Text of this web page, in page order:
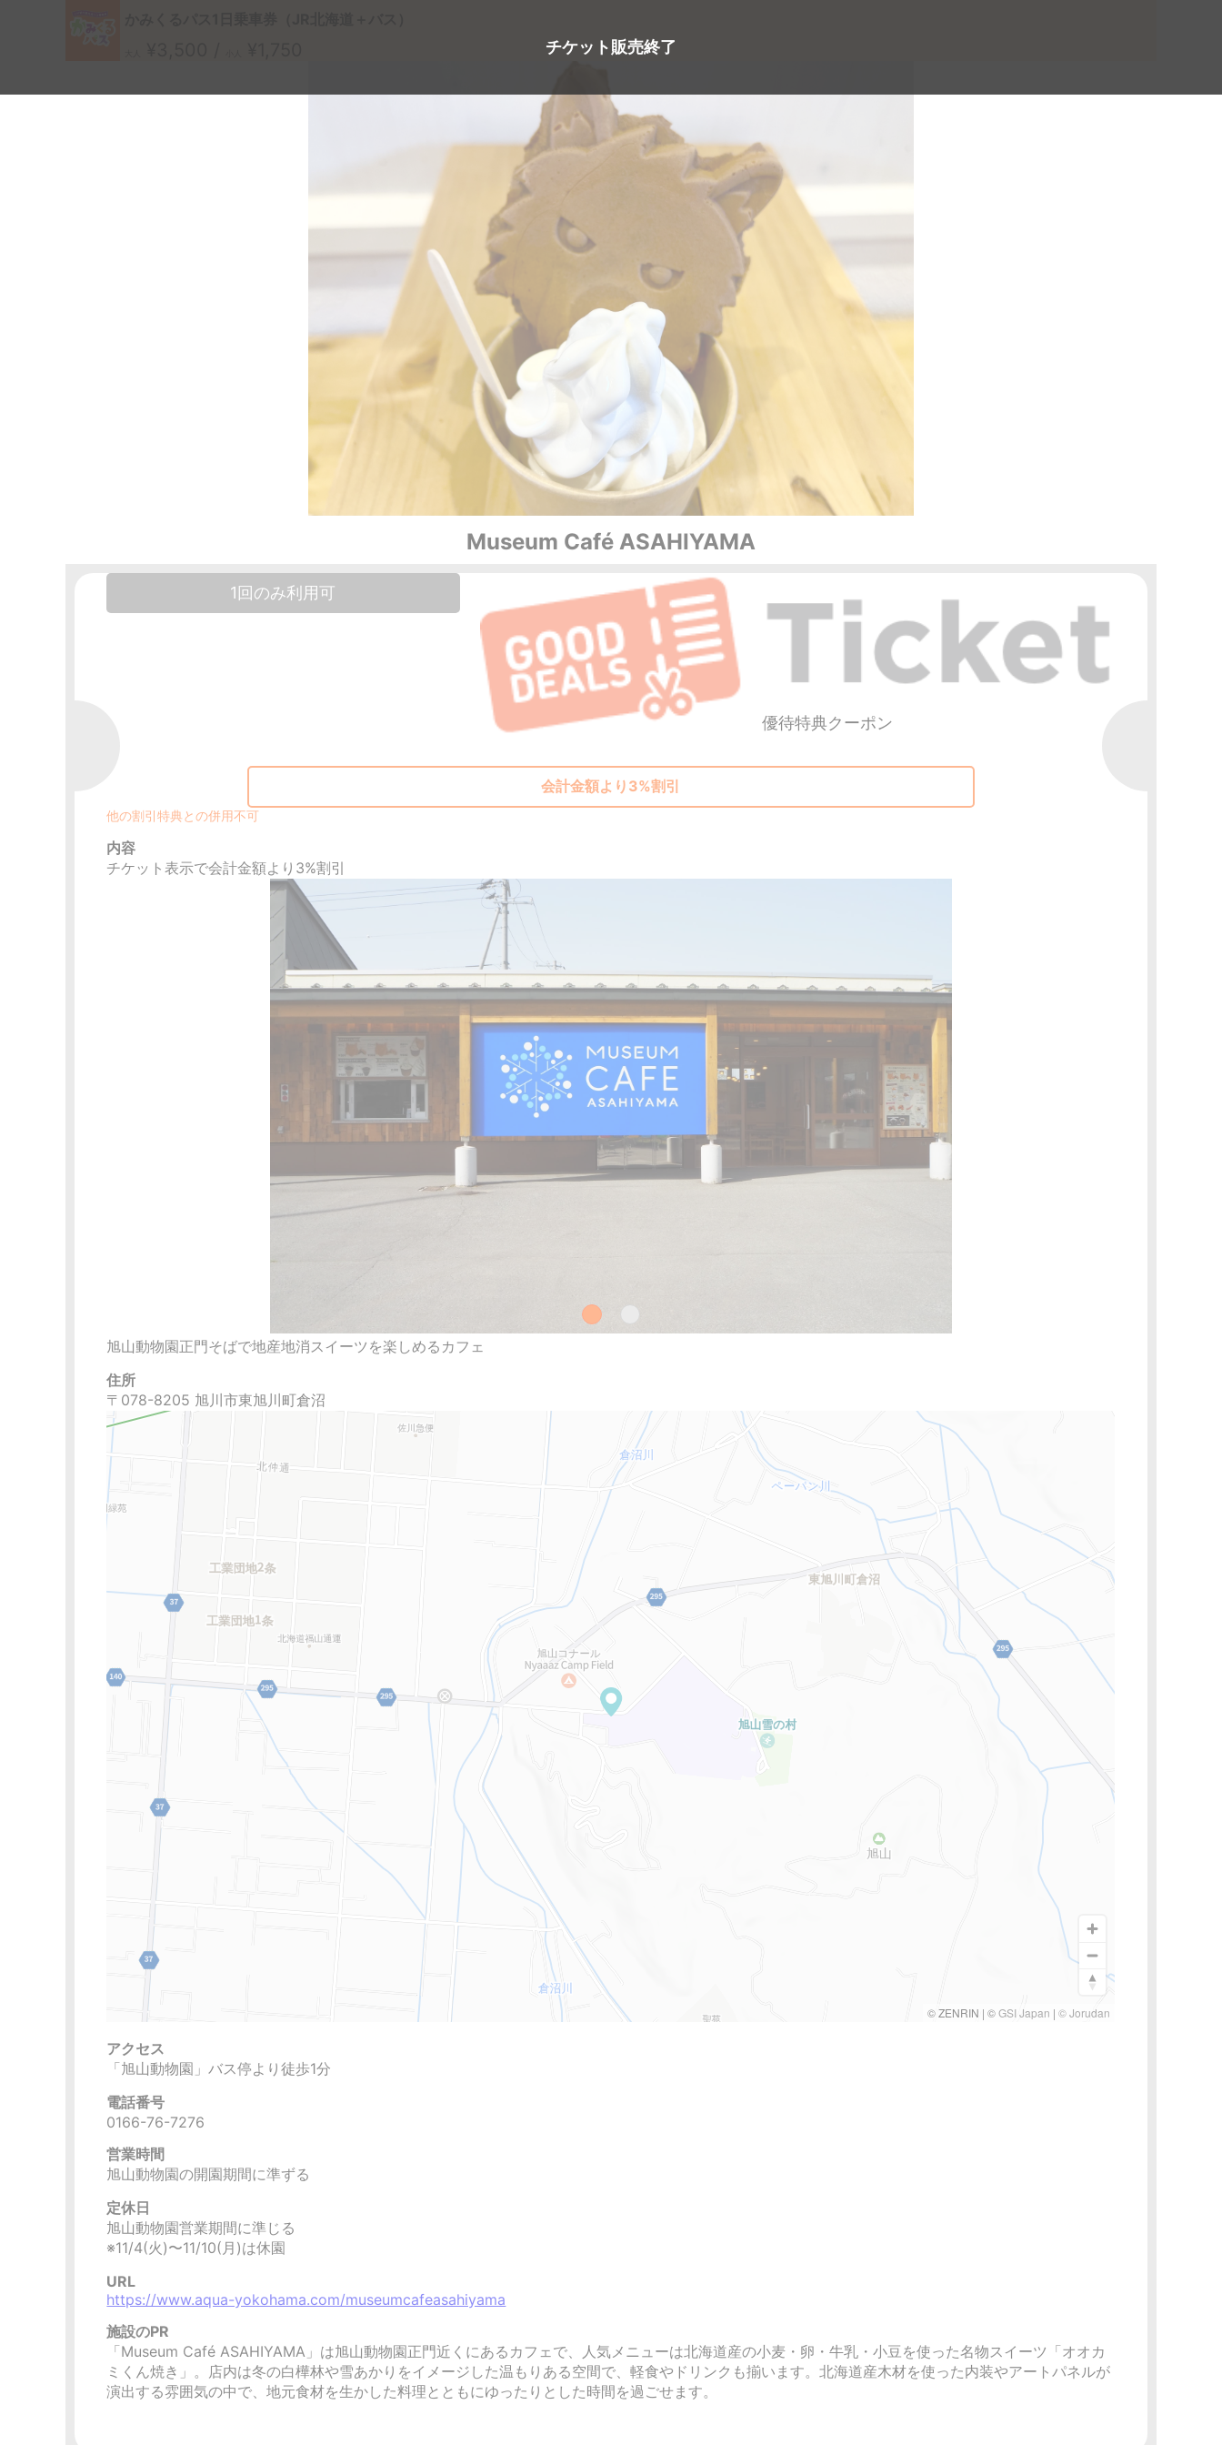
チケット販売終了
Museum Café ASAHIYAMA
1回のみ利用可
優待特典クーポン
会計金額より3%割引
他の割引特典との併用不可
内容
チケット表示で会計金額より3%割引
旭山動物園正門そばで地産地消スイーツを楽しめるカフェ
住所
〒078-8205 旭川市東旭川町倉沼
アクセス
「旭山動物園」バス停より徒歩1分
電話番号
0166-76-7276
営業時間
旭山動物園の開園期間に準ずる
定休日
旭山動物園営業期間に準じる
※11/4(火)〜11/10(月)は休園
URL
https://www.aqua-yokohama.com/museumcafeasahiyama
施設のPR
「Museum Café ASAHIYAMA」は旭山動物園正門近くにあるカフェで、人気メニューは北海道産の小麦・卵・牛乳・小豆を使った名物スイーツ「オオカ
ミくん焼き」。店内は冬の白樺林や雪あかりをイメージした温もりある空間で、軽食やドリンクも揃います。北海道産木材を使った内装やアートパネルが
演出する雰囲気の中で、地元食材を生かした料理とともにゆったりとした時間を過ごせます。